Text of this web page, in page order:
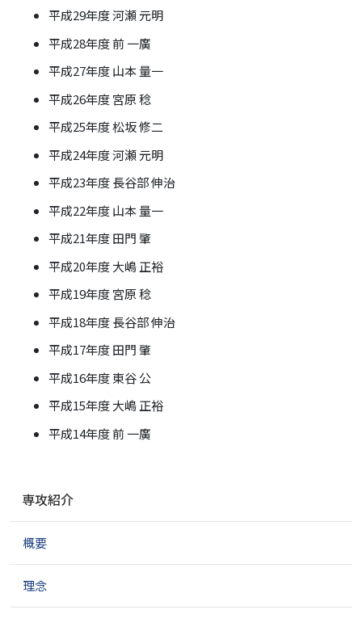
平成29年度 河瀬 元明
平成28年度 前 一廣
平成27年度 山本 量一
平成26年度 宮原 稔
平成25年度 松坂 修二
平成24年度 河瀬 元明
平成23年度 長谷部 伸治
平成22年度 山本 量一
平成21年度 田門 肇
平成20年度 大嶋 正裕
平成19年度 宮原 稔
平成18年度 長谷部 伸治
平成17年度 田門 肇
平成16年度 東谷 公
平成15年度 大嶋 正裕
平成14年度 前 一廣
ゲ
シ
ン
専攻紹介
概要
理念